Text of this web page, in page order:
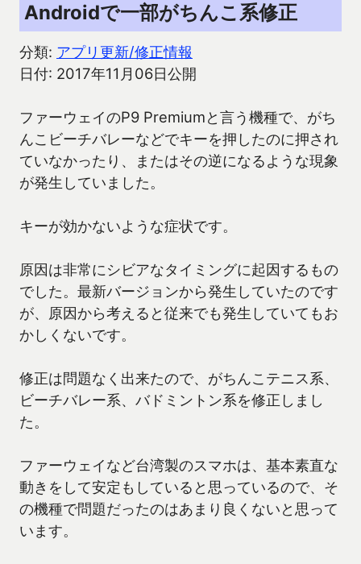
Androidで一部がちんこ系修正
分類: アプリ更新/修正情報
日付: 2017年11月06日公開
ファーウェイのP9 Premiumと言う機種で、がち
んこビーチバレーなどでキーを押したのに押され
ていなかったり、またはその逆になるような現象
が発生していました。
キーが効かないような症状です。
原因は非常にシビアなタイミングに起因するもの
でした。最新バージョンから発生していたのです
が、原因から考えると従来でも発生していてもお
かしくないです。
修正は問題なく出来たので、がちんこテニス系、
ビーチバレー系、バドミントン系を修正しまし
た。
ファーウェイなど台湾製のスマホは、基本素直な
動きをして安定もしていると思っているので、そ
の機種で問題だったのはあまり良くないと思って
います。